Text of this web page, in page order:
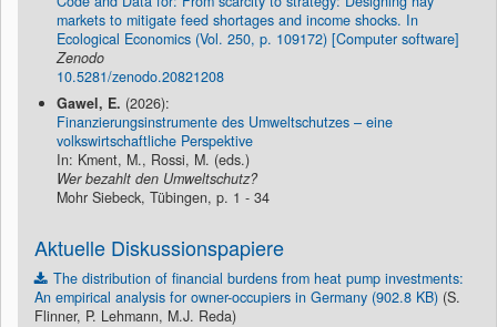
markets to mitigate feed shortages and income shocks. In
Ecological Economics (Vol. 250, p. 109172) [Computer software]
Zenodo
10.5281/zenodo.20821208
Gawel, E. (2026):
Finanzierungsinstrumente des Umweltschutzes – eine
volkswirtschaftliche Perspektive
In: Kment, M., Rossi, M. (eds.)
Wer bezahlt den Umweltschutz?
Mohr Siebeck, Tübingen, p. 1 - 34
Aktuelle Diskussionspapiere
The distribution of financial burdens from heat pump investments:
An empirical analysis for owner-occupiers in Germany (902.8 KB) (S.
Flinner, P. Lehmann, M.J. Reda)